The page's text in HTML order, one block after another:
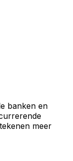
banken en
meer